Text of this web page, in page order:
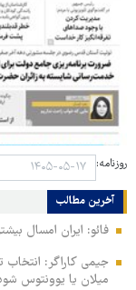
روزنامه:
آخرین مطالب
فائو: ایران امسال بیشتر از متوسط ۵
جیمی کاراگر: انتخاب
میلان یا یوونتوس